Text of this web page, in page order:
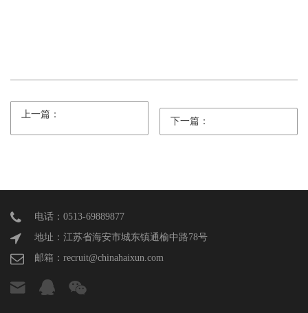
上一篇：
下一篇：
电话：0513-69889877
地址：江苏省海安市城东镇通榆中路78号
邮箱：recruit@chinahaixun.com